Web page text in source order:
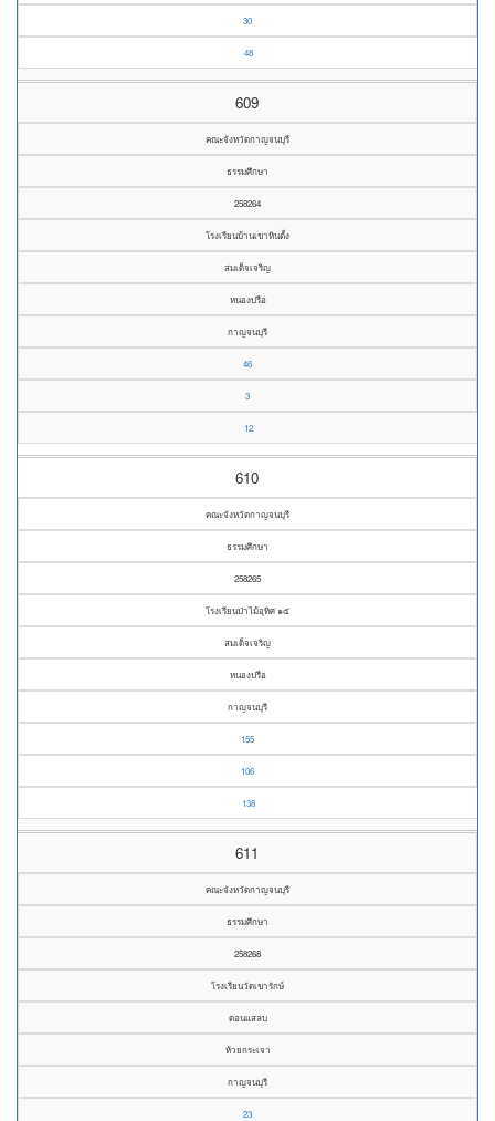
30
48
609
คณะจังหวัดกาญจนบุรี
ธรรมศึกษา
258264
โรงเรียนบ้านเขาหินตั้ง
สมเด็จเจริญ
หนองปรือ
กาญจนบุรี
46
3
12
610
คณะจังหวัดกาญจนบุรี
ธรรมศึกษา
258265
โรงเรียนป่าไม้อุทิศ ๑๕
สมเด็จเจริญ
หนองปรือ
กาญจนบุรี
155
106
138
611
คณะจังหวัดกาญจนบุรี
ธรรมศึกษา
258268
โรงเรียนวัดเขารักษ์
ดอนแสลบ
ห้วยกระเจา
กาญจนบุรี
23